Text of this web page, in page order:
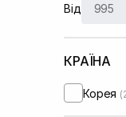
Від
КРАЇНА
Корея